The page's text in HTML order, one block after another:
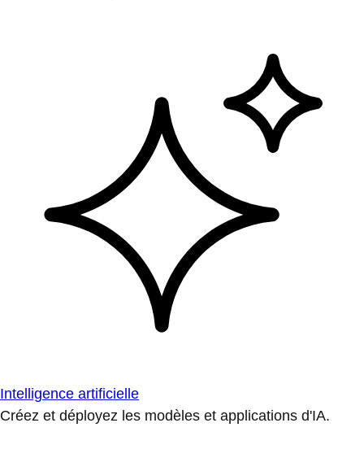
Intelligence artificielle
Créez et déployez les modèles et applications d'IA.